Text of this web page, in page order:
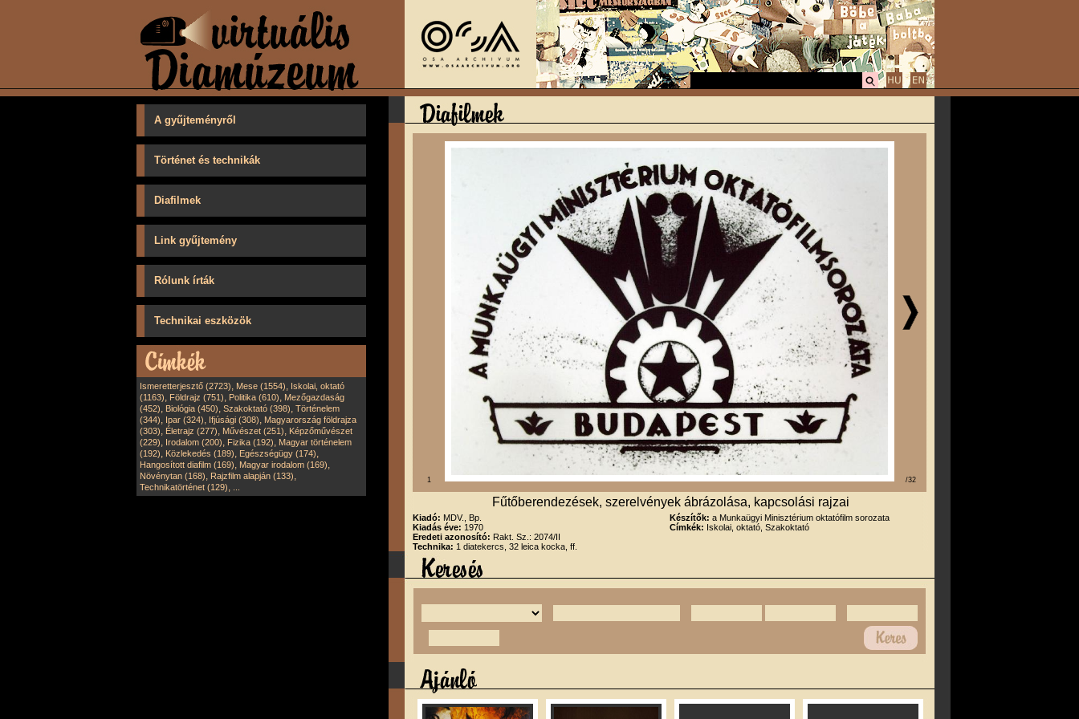
A gyűjteményről
Történet és technikák
Diafilmek
Link gyűjtemény
Rólunk írták
Technikai eszközök
Ismeretterjesztő (2723), Mese (1554), Iskolai, oktató
(1163), Földrajz (751), Politika (610), Mezőgazdaság
(452), Biológia (450), Szakoktató (398), Történelem
(344), Ipar (324), Ifjúsági (308), Magyarország földrajza
(303), Életrajz (277), Művészet (251), Képzőművészet
(229), Irodalom (200), Fizika (192), Magyar történelem
(192), Közlekedés (189), Egészségügy (174),
Hangosított diafilm (169), Magyar irodalom (169),
Növénytan (168), Rajzfilm alapján (133),
Technikatörténet (129),
1 /32
Fűtőberendezések, szerelvények ábrázolása, kapcsolási rajzai
Kiadó: MDV., Bp.
Kiadás éve: 1970
Eredeti azonosító: Rakt. Sz.: 2074/II
Technika: 1 diatekercs, 32 leica kocka, ff.
Készítők: a Munkaügyi Minisztérium oktatófilm sorozata
Címkék: Iskolai, oktató, Szakoktató